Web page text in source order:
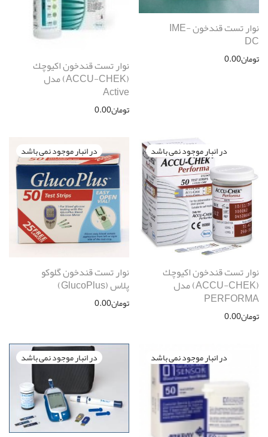
نوار تست قندخون IME-
DC
تومان0.00 نوار تست قندخون اكيوچك
(ACCU-CHEK) مدل
Active
تومان0.00
نوار تست قندخون اكيوچك
(ACCU-CHEK) مدل
PERFORMA
تومان0.00
نوار تست قندخون گلوکو
پلاس (GlucoPlus)
تومان0.00